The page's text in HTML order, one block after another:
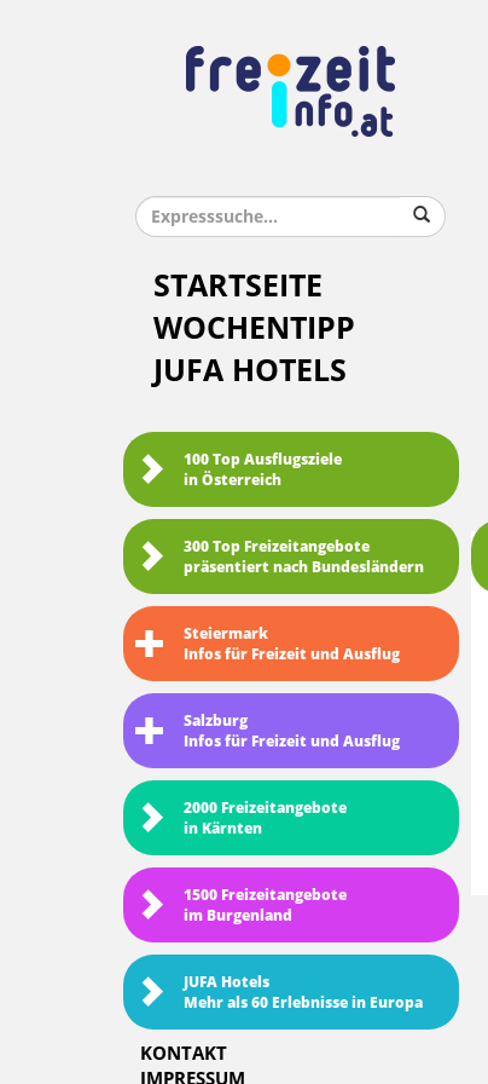
STARTSEITE
WOCHENTIPP
JUFA HOTELS
100 Top Ausflugsziele
in Österreich
300 Top Freizeitangebote
präsentiert nach Bundesländern
Steiermark
Infos für Freizeit und Ausflug
Salzburg
Infos für Freizeit und Ausflug
2000 Freizeitangebote
in Kärnten
1500 Freizeitangebote
im Burgenland
JUFA Hotels
Mehr als 60 Erlebnisse in Europa
KONTAKT
IMPRESSUM